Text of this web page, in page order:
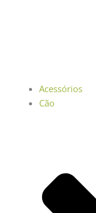
Acessórios
Cão